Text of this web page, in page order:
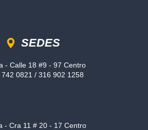
SEDES
- Calle 18 #9 - 97 Centro
0821 / 316 902 1258
- Cra 11 # 20 - 17 Centro